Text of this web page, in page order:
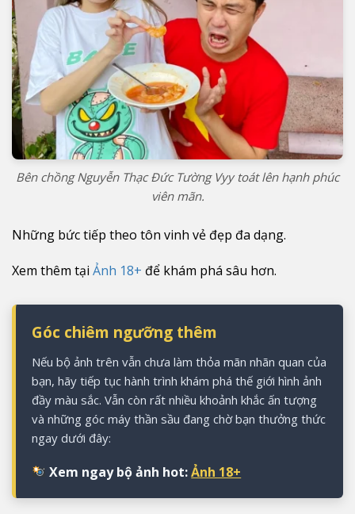
Bên chồng Nguyễn Thạc Đức Tường Vyy toát lên hạnh phúc
viên mãn.
Những bức tiếp theo tôn vinh vẻ đẹp đa dạng.
Xem thêm tại Ảnh 18+ để khám phá sâu hơn.
Góc chiêm ngưỡng thêm
Nếu bộ ảnh trên vẫn chưa làm thỏa mãn nhãn quan của
bạn, hãy tiếp tục hành trình khám phá thế giới hình ảnh
đầy màu sắc. Vẫn còn rất nhiều khoảnh khắc ấn tượng
và những góc máy thần sầu đang chờ bạn thưởng thức
ngay dưới đây:
Xem ngay bộ ảnh hot:Ảnh 18+